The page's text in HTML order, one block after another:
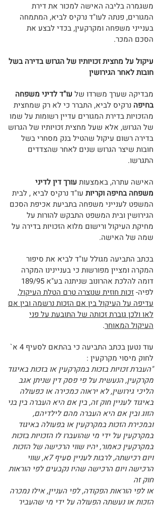
משגמרה בליבה האישה למכור את דירת
המגורים, פנתה לעו"ד נרקיס לביא, המתמחה
בענייני משפחה ומקרקעין, בכדי לבצע את
הסכם המכר.
עיקול על מחצית זכויותיו של הגרוש בדירה בשל
חובות לאחר הגירושין
מבדיקה שערך משרדו של עו"ד לדיני משפחה
בחיפה נרקיס לביא, התברר כי לא רק שמחצית
מהזכויות בדירת המגורים עדיין רשומות על שמו
של הגרוש, אלא שעל מחצית זכויותיו של הגרוש
בדירה רשום עיקול שהטיל בנק מסחרי בשל
חובות שיצר הגרוש שנים לאחר שהצדדים
התגרשו.
האישה עתרה, באמצעות עורך דין לדיני
משפחה בחיפה וקריות עו"ד נרקיס לביא , לבית
המשפט לענייני משפחה בתביעת אכיפת הסכם
הגירושין ובית המשפט התבקש להורות על
מחיקת העיקול ורישום מלוא הזכויות בדירה על
שמה של האישה.
בכתב התביעה מגולל עו"ד לביא את סיפור
המקרה ומציין מפורשות כי בעניינינו המקרה
דומה להלכת אהרונוב שניתנה בע"א 189/95
לפיה-זכות חוזית שנוצרה טרם הטלת העיקול,
עדיפה על העיקול בין אם הזכות נרשמה ובין אם
לאו ולכן גוברת זכותה של התובעת על פני
העיקול המאוחר.
עוד נטען בכתב התביעה כי בהתאם לסעיף 4 א`
לחוק מיסוי מקרקעין :
"העברת זכויות בזכות במקרקעין או בזכות באיגוד
מקרקעין, הנעשית על פי פסק דין שניתן אגב
הליכי גירושין, לא יראוה כמכירה או כפעולה
באיגוד לעניין חוק זה, בין אם היא העברה בין בני
הזוג ובין אם היא העברה מהם לילדיהם,
ובמכירת הזכות במקרקעין או בפעולה באיגוד
במקרקעין על ידי מי שהועברו לו הזכויות בזכות
במקרקעין כאמור, יהיו שווי הרכישה של הזכות
ויום רכישתה, לרבות לעניין סעיף 7א, שווי
הרכישה ויום הרכישה שהיו נקבעים לפי הוראות
חוק זה
או לפי הוראות הפקודה, לפי העניין, אילו נמכרה
הזכות או נעשתה הפעולה על ידי מי שהעביר